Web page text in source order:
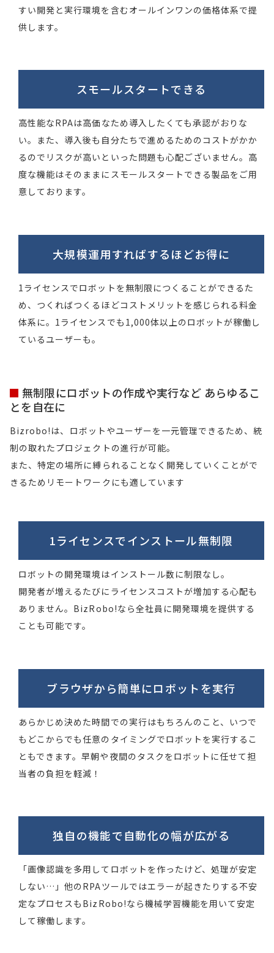
すい開発と実行環境を含むオールインワンの価格体系で提
供します。
スモールスタートできる
高性能なRPAは高価なため導入したくても承認がおりな
い。また、導入後も自分たちで進めるためのコストがかか
るのでリスクが高いといった問題も心配ございません。高
度な機能はそのままにスモールスタートできる製品をご用
意しております。
大規模運用すればするほどお得に
1ライセンスでロボットを無制限につくることができるた
め、つくればつくるほどコストメリットを感じられる料金
体系に。1ライセンスでも1,000体以上のロボットが稼働し
ているユーザーも。
無制限にロボットの作成や実行など あらゆるこ
とを自在に
Bizrobo!は、ロボットやユーザーを一元管理できるため、統
制の取れたプロジェクトの進行が可能。
また、特定の場所に縛られることなく開発していくことがで
きるためリモートワークにも適しています
1ライセンスでインストール無制限
ロボットの開発環境はインストール数に制限なし。
開発者が増えるたびにライセンスコストが増加する心配も
ありません。BizRobo!なら全社員に開発環境を提供する
ことも可能です。
ブラウザから簡単にロボットを実行
あらかじめ決めた時間での実行はもちろんのこと、いつで
もどこからでも任意のタイミングでロボットを実行するこ
ともできます。早朝や夜間のタスクをロボットに任せて担
当者の負担を軽減！
独自の機能で自動化の幅が広がる
「画像認識を多用してロボットを作ったけど、処理が安定
しない…」他のRPAツールではエラーが起きたりする不安
定なプロセスもBizRobo!なら機械学習機能を用いて安定
して稼働します。